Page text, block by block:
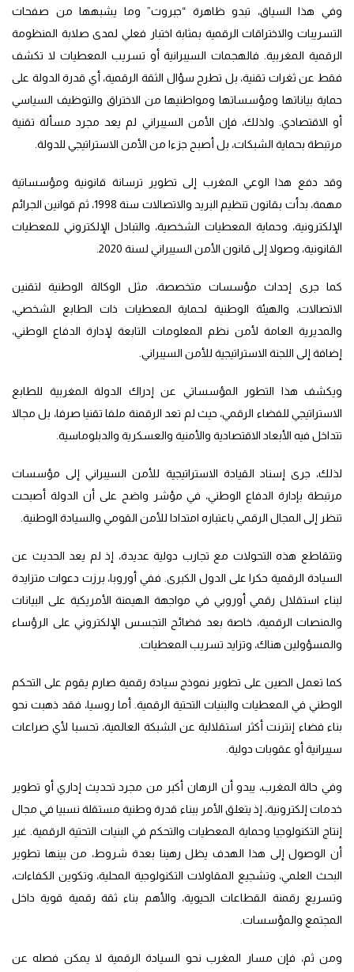
وفي هذا السياق، تبدو ظاهرة “جبروت” وما يشبهها من صفحات
التسريبات والاختراقات الرقمية بمثابة اختبار فعلي لمدى صلابة المنظومة
الرقمية المغربية. فالهجمات السيبرانية أو تسريب المعطيات لا تكشف
فقط عن ثغرات تقنية، بل تطرح سؤال الثقة الرقمية، أي قدرة الدولة على
حماية بياناتها ومؤسساتها ومواطنيها من الاختراق والتوظيف السياسي
أو الاقتصادي. ولذلك، فإن الأمن السيبراني لم يعد مجرد مسألة تقنية
مرتبطة بحماية الشبكات، بل أصبح جزءا من الأمن الاستراتيجي للدولة.
وقد دفع هذا الوعي المغرب إلى تطوير ترسانة قانونية ومؤسساتية
مهمة، بدأت بقانون تنظيم البريد والاتصالات سنة 1998، ثم قوانين الجرائم
الإلكترونية، وحماية المعطيات الشخصية، والتبادل الإلكتروني للمعطيات
القانونية، وصولا إلى قانون الأمن السيبراني لسنة 2020.
كما جرى إحداث مؤسسات متخصصة، مثل الوكالة الوطنية لتقنين
الاتصالات، والهيئة الوطنية لحماية المعطيات ذات الطابع الشخصي،
والمديرية العامة لأمن نظم المعلومات التابعة لإدارة الدفاع الوطني،
إضافة إلى اللجنة الاستراتيجية للأمن السيبراني.
ويكشف هذا التطور المؤسساتي عن إدراك الدولة المغربية للطابع
الاستراتيجي للفضاء الرقمي، حيث لم تعد الرقمنة ملفا تقنيا صرفا، بل مجالا
تتداخل فيه الأبعاد الاقتصادية والأمنية والعسكرية والدبلوماسية.
لذلك، جرى إسناد القيادة الاستراتيجية للأمن السيبراني إلى مؤسسات
مرتبطة بإدارة الدفاع الوطني، في مؤشر واضح على أن الدولة أصبحت
تنظر إلى المجال الرقمي باعتباره امتدادا للأمن القومي والسيادة الوطنية.
وتتقاطع هذه التحولات مع تجارب دولية عديدة، إذ لم يعد الحديث عن
السيادة الرقمية حكرا على الدول الكبرى. ففي أوروبا، برزت دعوات متزايدة
لبناء استقلال رقمي أوروبي في مواجهة الهيمنة الأمريكية على البيانات
والمنصات الرقمية، خاصة بعد فضائح التجسس الإلكتروني على الرؤساء
والمسؤولين هناك، وتزايد تسريب المعطيات.
كما تعمل الصين على تطوير نموذج سيادة رقمية صارم يقوم على التحكم
الوطني في المعطيات والبنيات التحتية الرقمية. أما روسيا، فقد ذهبت نحو
بناء فضاء إنترنت أكثر استقلالية عن الشبكة العالمية، تحسبا لأي صراعات
سيبرانية أو عقوبات دولية.
وفي حالة المغرب، يبدو أن الرهان أكبر من مجرد تحديث إداري أو تطوير
خدمات إلكترونية، إذ يتعلق الأمر ببناء قدرة وطنية مستقلة نسبيا في مجال
إنتاج التكنولوجيا وحماية المعطيات والتحكم في البنيات التحتية الرقمية. غير
أن الوصول إلى هذا الهدف يظل رهينا بعدة شروط، من بينها تطوير
البحث العلمي، وتشجيع المقاولات التكنولوجية المحلية، وتكوين الكفاءات،
وتسريع رقمنة القطاعات الحيوية، والأهم بناء ثقة رقمية قوية داخل
المجتمع والمؤسسات.
ومن ثم، فإن مسار المغرب نحو السيادة الرقمية لا يمكن فصله عن